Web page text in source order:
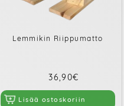
Lemmikin Riippumatto
36,90€
Lisää ostoskoriin